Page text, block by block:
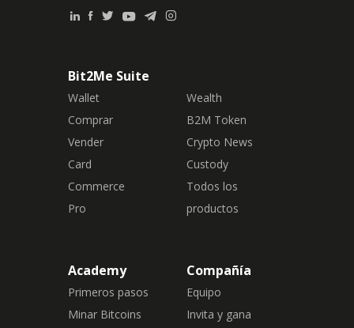
Bit2Me Suite
Wallet
Comprar
Vender
Card
Commerce
Pro
Wealth
B2M Token
Crypto News
Custody
Todos los
productos
Academy
Primeros pasos
Minar Bitcoins
Compañía
Equipo
Invita y gana